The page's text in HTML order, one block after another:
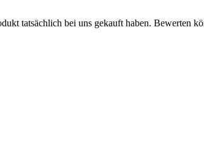
tatsächlich bei uns gekauft haben. Bewerten